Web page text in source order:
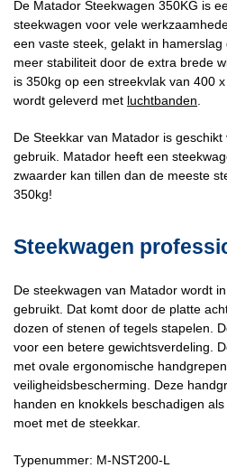
De Matador Steekwagen 350KG is
steekwagen voor vele
een vaste steek, gelakt in
meer stabiliteit door de extra brede
is 350kg op een streekvlak van 400
wordt geleverd met luchtbanden
De Steekkar van Matador is
gebruik. Matador heeft een
zwaarder kan tillen dan de meeste
350kg!
Steekwagen
De steekwagen van Matador wordt
gebruikt. Dat komt door de platte
dozen of stenen of tegels stapelen.
voor een betere gewichtsverdeling.
met ovale ergonomische
veiligheidsbescherming. Deze
handen en knokkels beschadigen
moet met de steekkar.
Typenummer: M-NST200-L